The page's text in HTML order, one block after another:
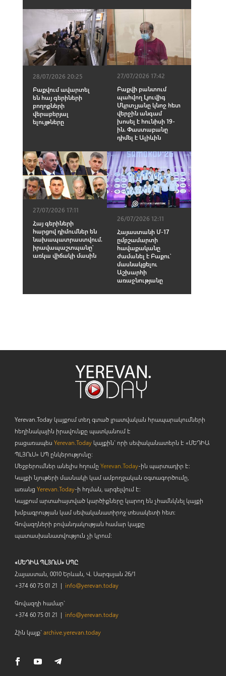
28/07/2026 20:25
Բաքվում ավարտել
են հայ գերիների
բողոքների
վերաբերյալ
ելույթները
27/07/2026 17:42
Բաքվի բանտում
պահվող Լյուվիգ
Մկրտչյանը կնոջ հետ
վերջին անգամ
խոսել է հունիսի 19-
ին. Փաստաբանը
դիմել է Ալիևին
27/07/2026 17:11
Հայ գերիների
հարցով դիմումներ են
նախապատրաստվում.
իրավապաշտպանը՝
առկա վիճակի մասին
26/07/2026 12:11
Հայաստանի Մ-17
ըմբշամարտի
հավաքականը
ժամանել է Բաքու՝
մասնակցելու
Աշխարհի
առաջնությանը
Yerevan.Today կայքում տեղ գտած լրատվական հրապարակումների
հեղինակային իրավունքը պատկանում է
բացառապես Yerevan.Todayկայքին` որի սեփականատերն է «ՄԵԴԻԱ
ՊԼՅՈւՍ» ՍՊ ընկերությունը։
Մեջբերումներ անելիս հղումը Yerevan.Today-ին պարտադիր է:
Կայքի նյութերի մասնակի կամ ամբողջական օգտագործումը,
առանց Yerevan.Today-ի հղման, արգելվում է:
Կայքում արտահայտված կարծիքները կարող են չհամնկնել կայքի
խմբագրության կամ սեփականատիրոջ տեսակետի հետ:
Գովազդների բովանդակության համար կայքը
պատասխանատվություն չի կրում:
«ՄԵԴԻԱ ՊԼՅՈւՍ» ՍՊԸ
Հայաստան, 0010 Երևան, Վ. Սարգսյան 26/1
+374 60 75 01 21 | info@yerevan.today
Գովազդի համար`
+374 60 75 01 21 | info@yerevan.today
Հին կայք`archive.yerevan.today